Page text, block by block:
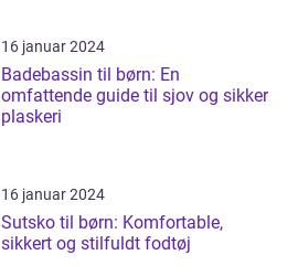
16 januar 2024
Badebassin til børn: En
omfattende guide til sjov og sikker
plaskeri
16 januar 2024
Sutsko til børn: Komfortable,
sikkert og stilfuldt fodtøj